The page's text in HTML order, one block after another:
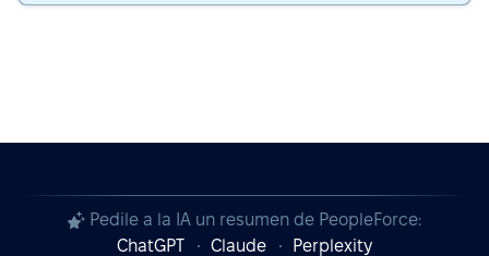
Pedile a la IA un resumen de PeopleForce:
ChatGPT
Claude Perplexity